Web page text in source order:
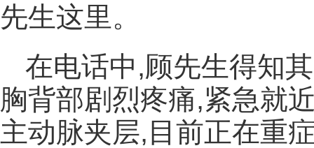
先生这里。
在电话中,顾先生得知
胸背部剧烈疼痛,紧急就
主动脉夹层,目前正在重